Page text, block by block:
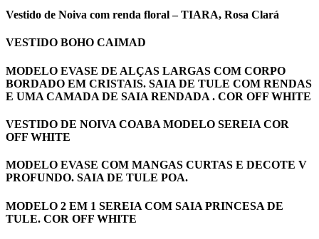
Vestido de Noiva com renda floral – TIARA, Rosa Clará
VESTIDO BOHO CAIMAD
MODELO EVASE DE ALÇAS LARGAS COM CORPO
BORDADO EM CRISTAIS. SAIA DE TULE COM RENDAS
E UMA CAMADA DE SAIA RENDADA . COR OFF WHITE
VESTIDO DE NOIVA COABA MODELO SEREIA COR
OFF WHITE
MODELO EVASE COM MANGAS CURTAS E DECOTE V
PROFUNDO. SAIA DE TULE POA.
MODELO 2 EM 1 SEREIA COM SAIA PRINCESA DE
TULE. COR OFF WHITE